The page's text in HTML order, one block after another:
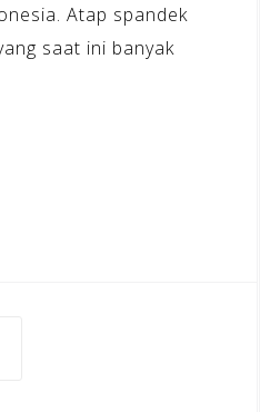
Atap spandek
saat ini banyak